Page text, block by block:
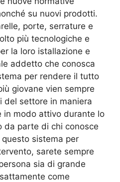
su nuovi prodotti.
porte, serrature e
più tecnologiche e
la loro istallazione e
addetto che conosca
per rendere il tutto
giovane vien sempre
del settore in maniera
in modo attivo durante lo
da parte di chi conosce
sistema per
sarete sempre
sia di grande
come